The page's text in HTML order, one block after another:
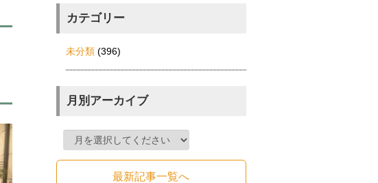
カテゴリー
未分類(396)
月別アーカイブ
最新記事一覧へ